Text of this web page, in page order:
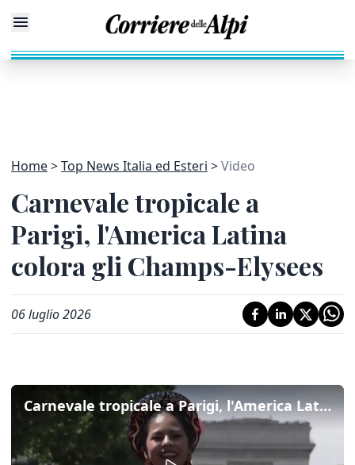
Home Top News Italia ed Esteri Video
Carnevale tropicale a
Parigi, l'America Latina
colora gli Champs-Elysees
06 luglio 2026
Carnevale tropicale a Parigi, l'America Latina colora gli Champs-Elysees